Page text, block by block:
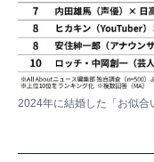
2024年に結婚した「お似合